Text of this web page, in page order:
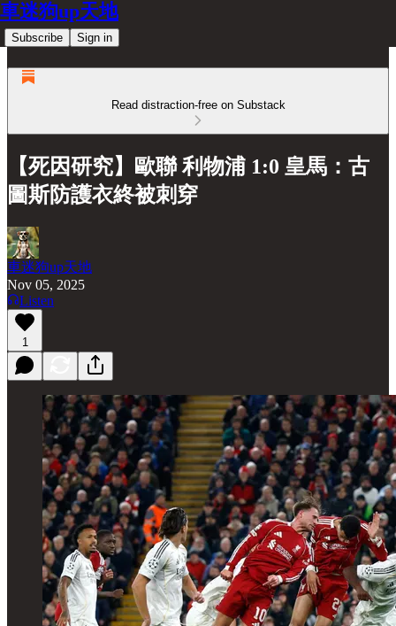
車迷狗up天地
Subscribe Sign in
Read distraction-free on Substack
【死因研究】歐聯 利物浦 1:0 皇馬：古
圖斯防護衣終被刺穿
車迷狗up天地
Nov 05, 2025
Listen
1